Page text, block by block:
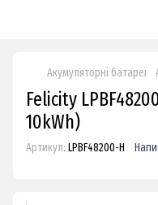
Акумуляторні батареї
Felicity
10kWh)
Артикул: LPBF48200-H